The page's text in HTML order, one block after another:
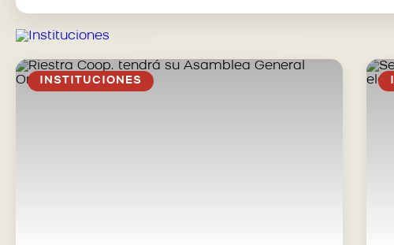
INSTITUCIONES